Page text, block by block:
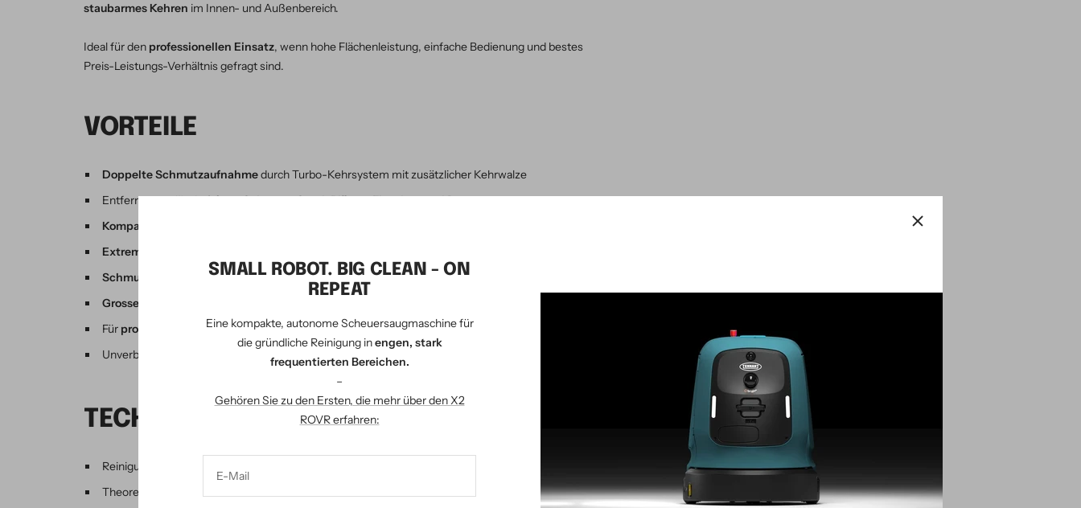
SMALL ROBOT. BIG CLEAN - ON
REPEAT
Eine kompakte, autonome Scheuersaugmaschine für
die gründliche Reinigung inengen, stark
frequentierten Bereichen.
–
Gehören Sie zu den Ersten, die mehr über den X2
ROVR erfahren:
E-Mail
staubarmes Kehren im Innen- und Außenbereich.
Ideal für den professionellen Einsatz, wenn hohe Flächenleistung, einfache Bedienung und bestes
Preis-Leistungs-Verhältnis gefragt sind.
VORTEILE
Doppelte Schmutzaufnahmedurch Turbo-Kehrsystem mit zusätzlicher Kehrwalze
Entfernt zuverlässigfeinen Schmutz, Sand, Blätter, Flaschen und Dosen
Kompakt, leicht & wendig
Extrem staubarm
Schmutzgeschütztes Getriebefür lange Lebensdauer
Grosse Räder und kugelgelagerte Antriebe
Für professionelle Anwendungen ab 200 m²geeignet
Unverbindliche Vorführung auf Anfrage
TECHNISCHE DATEN
Reinigungsbreite: 55 cm (Kehrwalze)
Theoretische Flächenleistung: 1600 m²/h